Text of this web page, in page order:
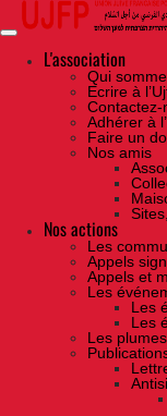
Skip
the
contentL'association
Qui
Ecrire à
Contactez-
Adhérer à
Faire un
Nos amis
Nos actions
Les
Appels
Appels et
Les
Les
Les
Les